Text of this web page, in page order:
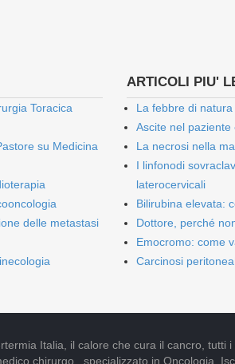
Toracica
su Medicina
delle metastasi
ARTICOLI PIU'
La febbre di
Ascite nel paziente
La necrosi nella
I linfonodi
laterocervicali
Bilirubina elevata:
Dottore, perché
Emocromo: come
Carcinosi
Italia, il calore che cura il cancro, tutti i
chirurgo , specializzato in Oncologia.